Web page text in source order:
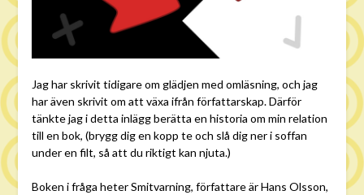
Jag har skrivit tidigare om glädjen med omläsning, och jag
har även skrivit om att växa ifrån författarskap. Därför
tänkte jag i detta inlägg berätta en historia om min relation
till en bok, (brygg dig en kopp te och slå dig ner i soffan
under en filt, så att du riktigt kan njuta.)
Boken i fråga heter Smitvarning, författare är Hans Olsson,